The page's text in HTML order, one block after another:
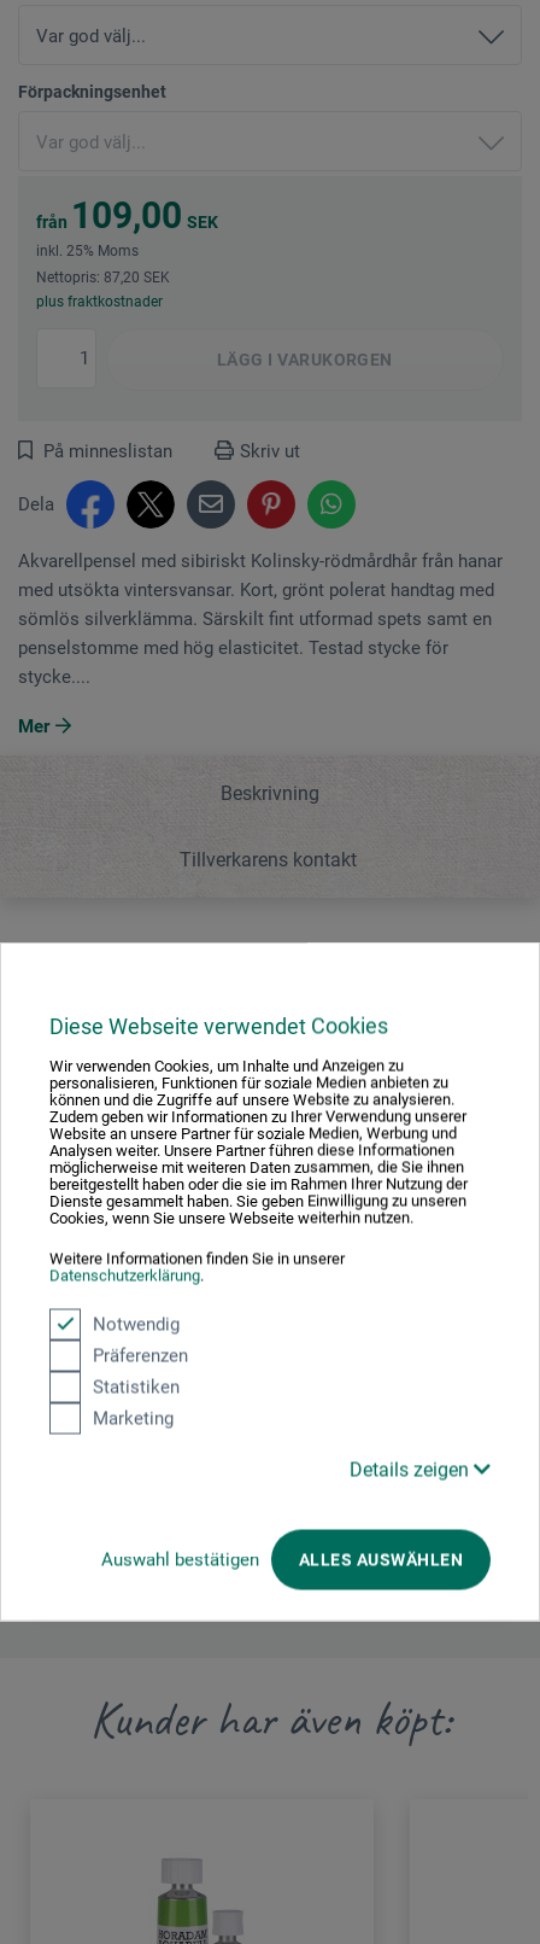
Diese Webseite verwendet Cookies
Wir verwenden Cookies, um Inhalte und Anzeigen zu
personalisieren, Funktionen für soziale Medien anbieten zu
können und die Zugriffe auf unsere Website zu analysieren.
Zudem geben wir Informationen zu Ihrer Verwendung unserer
Website an unsere Partner für soziale Medien, Werbung und
Analysen weiter. Unsere Partner führen diese Informationen
möglicherweise mit weiteren Daten zusammen, die Sie ihnen
bereitgestellt haben oder die sie im Rahmen Ihrer Nutzung der
Dienste gesammelt haben. Sie geben Einwilligung zu unseren
Cookies, wenn Sie unsere Webseite weiterhin nutzen.
Weitere Informationen finden Sie in unserer
Datenschutzerklärung.
Notwendig
Präferenzen
Statistiken
Marketing
Details zeigen
Auswahl bestätigen ALLES AUSWÄHLEN
Förpackningsenhet
från 109,00 SEK
inkl. 25% Moms
Nettopris: 87,20 SEK
plus fraktkostnader
LÄGG I VARUKORGEN
På minneslistan Skriv ut
Dela
Akvarellpensel med sibiriskt Kolinsky-rödmårdhår från hanar
med utsökta vintersvansar. Kort, grönt polerat handtag med
sömlös silverklämma. Särskilt fint utformad spets samt en
penselstomme med hög elasticitet. Testad stycke för
stycke....
Mer
Beskrivning
Tillverkarens kontakt
Akvarellpensel med sibiriskt Kolinsky-rödmårdhår från
hanar med utsökta vintersvansar. Kort, grönt polerat
handtag med sömlös silverklämma. Särskilt fint utformad
spets samt en penselstomme med hög elasticitet. Testad
stycke för stycke. Made in Germany.
Tillverkarens kontakt
Här hittar du tillverkarens kontaktuppgifter för den här
info@davinci-defet.com
Kunder har även köpt: